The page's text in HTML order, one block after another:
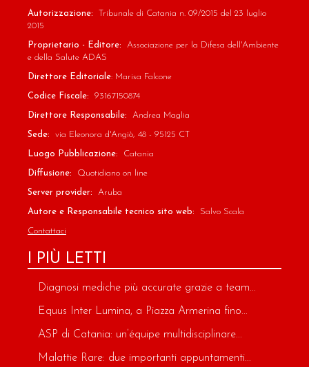
Autorizzazione:
Tribunale di Catania n. 09/2015 del 23 luglio
2015
Proprietario - Editore: Associazione per la Difesa dell'Ambiente
e della Salute ADAS
Direttore Editoriale: Marisa Falcone
Codice Fiscale: 93167150874
Direttore Responsabile: Andrea Maglia
Sede: via Eleonora d'Angiò, 48 - 95125 CT
Luogo Pubblicazione: Catania
Diffusione: Quotidiano on line
Server provider: Aruba
Autore e Responsabile tecnico sito web: Salvo Scala
Contattaci
I PIÙ LETTI
Diagnosi mediche più accurate grazie a team...
Equus Inter Lumina, a Piazza Armerina fino...
ASP di Catania: un’équipe multidisciplinare...
Malattie Rare: due importanti appuntamenti...